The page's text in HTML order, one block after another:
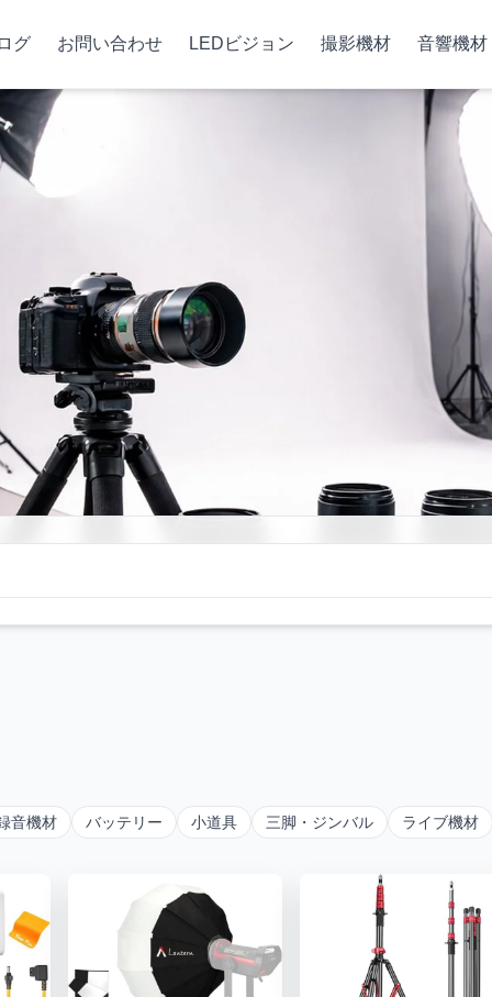
グ お問い合わせ LEDビジョン 撮影機材 音響機材
音機材 バッテリー 小道具 三脚・ジンバル ライブ機材